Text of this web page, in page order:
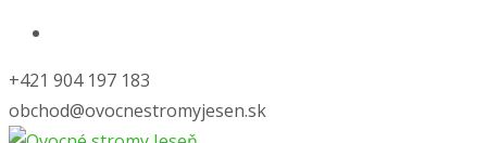
+421 904 197 183
obchod@ovocnestromyjesen.sk